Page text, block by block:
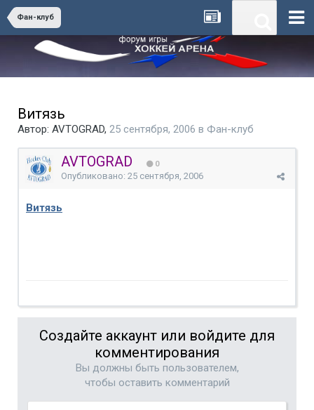
Фан-клуб
Витязь
Автор: AVTOGRAD, 25 сентября, 2006 в Фан-клуб
AVTOGRAD 0
Опубликовано: 25 сентября, 2006
Витязь
Создайте аккаунт или войдите для
комментирования
Вы должны быть пользователем,
чтобы оставить комментарий